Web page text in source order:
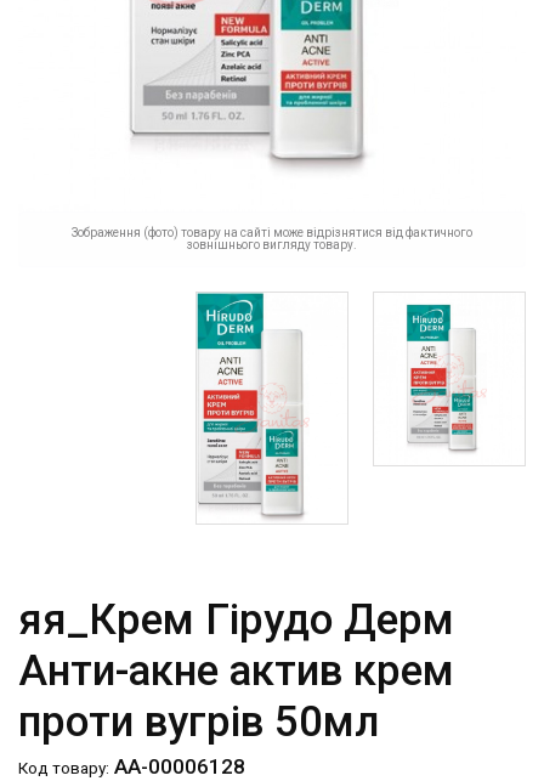
Зображення (фото) товару на сайті може відрізнятися від фактичного
зовнішнього вигляду товару.
яя_Крем Гірудо Дерм
Анти-акне актив крем
проти вугрів 50мл
Код товару: АА-00006128